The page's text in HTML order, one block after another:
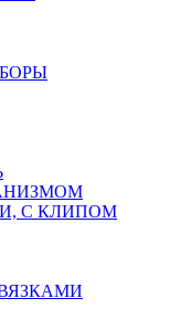
С КЛИПОМ